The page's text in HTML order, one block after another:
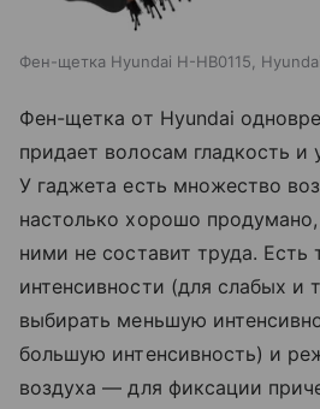
Фен-щетка Hyundai H-HB0115, Hyundai
Фен-щетка от Hyundai
придает волосам гладкость
У гаджета есть множество
настолько хорошо продумано,
ними не составит труда.
интенсивности (для слабых и
выбирать меньшую
большую интенсивность) и
воздуха — для фиксации